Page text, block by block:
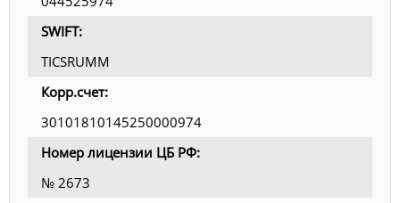
SWIFT:
TICSRUMM
Корр.счет:
30101810145250000974
Номер лицензии ЦБ РФ:
№ 2673